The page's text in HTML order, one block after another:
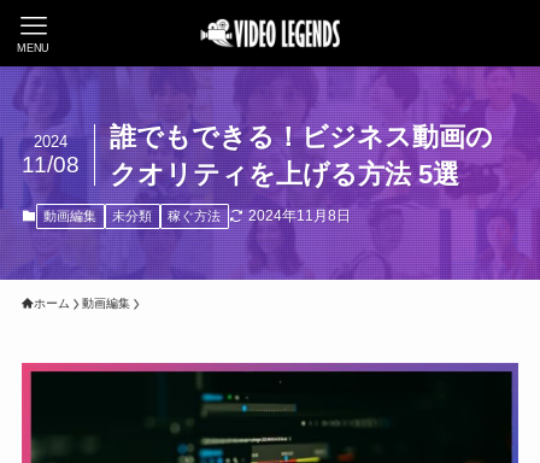
MENU
誰でもできる！ビジネス動画の
クオリティを上げる方法 5選
2024
11/08
動画編集 未分類 稼ぐ方法 2024年11月8日
ホーム 動画編集